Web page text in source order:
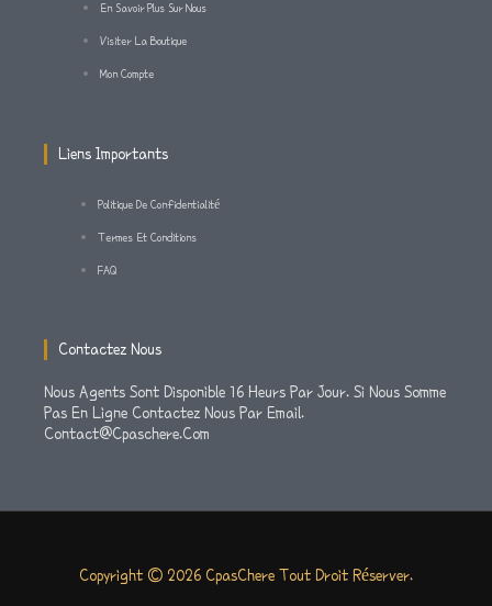
R
En Savoir Plus Sur Nous
Visiter La Boutique
Mon Compte
Liens Importants
Politique De Confidentialité
Termes Et Conditions
FAQ
Contactez Nous
Nous Agents Sont Disponible 16 Heurs Par Jour. Si Nous Somme
Pas En Ligne Contactez Nous Par Email.
Contact@cpaschere.com
Copyright © 2026 CpasChere Tout Droit Réserver.